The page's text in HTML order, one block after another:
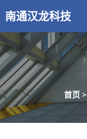
首页 >